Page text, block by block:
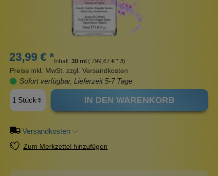
23,99 € *Inhalt: 30 ml ( 799,67 € * /l)
Preise inkl. MwSt. zzgl. Versandkosten
Sofort verfügbar, Lieferzeit 5-7 Tage
IN DEN WARENKORB
Versandkosten
Zum Merkzettel hinzufügen